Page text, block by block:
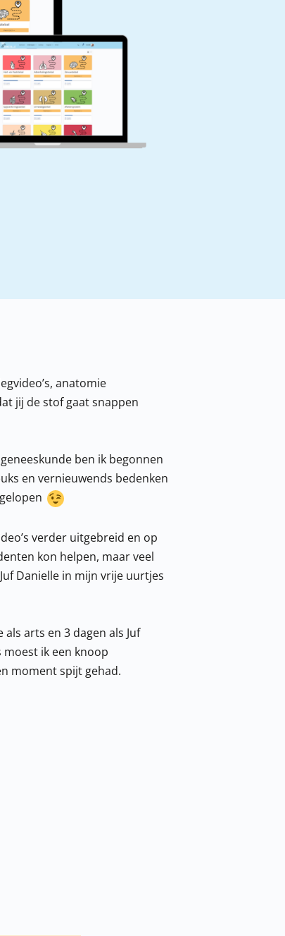
anatomie
jij de stof gaat snappen
ben ik begonnen
en vernieuwends bedenken
verder uitgebreid en op
kon helpen, maar veel
Danielle in mijn vrije uurtjes
arts en 3 dagen als Juf
ik een knoop
moment spijt gehad.